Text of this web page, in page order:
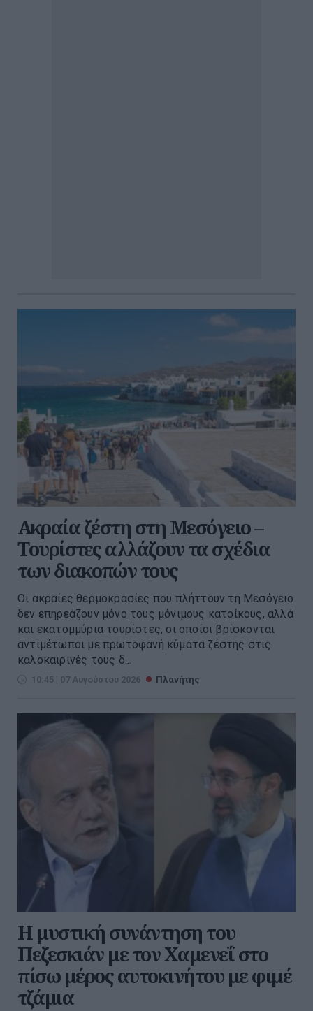
Ακραία ζέστη στη Μεσόγειο –
Τουρίστες αλλάζουν τα σχέδια
των διακοπών τους
Οι ακραίες θερμοκρασίες που πλήττουν τη Μεσόγειο
δεν επηρεάζουν μόνο τους μόνιμους κατοίκους, αλλά
και εκατομμύρια τουρίστες, οι οποίοι βρίσκονται
αντιμέτωποι με πρωτοφανή κύματα ζέστης στις
καλοκαιρινές τους δ...
10:45 | 07 Αυγούστου 2026 Πλανήτης
Η μυστική συνάντηση του
Πεζεσκιάν με τον Χαμενεΐ στο
πίσω μέρος αυτοκινήτου με φιμέ
τζάμια